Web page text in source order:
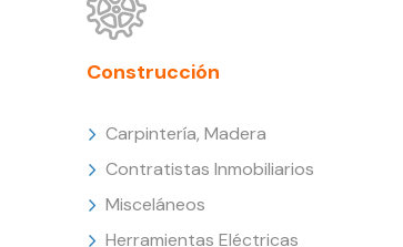
Construcción
Carpintería, Madera
Contratistas Inmobiliarios
Misceláneos
Herramientas Eléctricas